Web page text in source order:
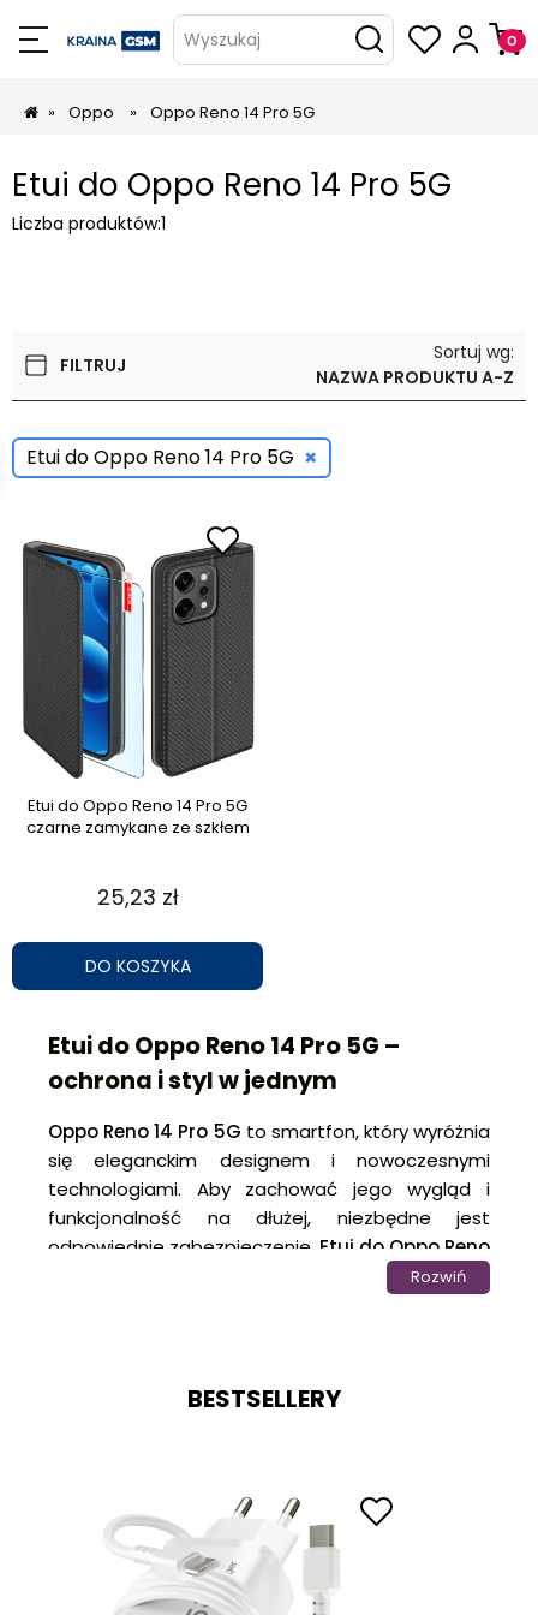
Wyszukaj
» Oppo » Oppo Reno 14 Pro 5G
Etui do Oppo Reno 14 Pro 5G
Liczba produktów:1
FILTRUJ
Sortuj wg:
NAZWA PRODUKTU A-Z
Etui do Oppo Reno 14 Pro 5G ×
Etui do Oppo Reno 14 Pro 5G
czarne zamykane ze szkłem
25,23 zł
DO KOSZYKA
Etui do Oppo Reno 14 Pro 5G –
ochrona i styl w jednym
Oppo Reno 14 Pro 5G to smartfon, który wyróżnia
się eleganckim designem i nowoczesnymi
technologiami. Aby zachować jego wygląd i
funkcjonalność na dłużej, niezbędne jest
odpowiednie zabezpieczenie. Etui do Oppo Reno
to najprostszy i najskuteczniejszy
zapewnia doskonałąochronę przed
smartfon zachowuje nienaganny wygląd.
Etui to jednak nie tylko ochrona. To również
element, który pozwala podkreślić styl i charakter
telefonu. Prosta, elegancka forma sprawia, że
Rozwiń
BESTSELLERY